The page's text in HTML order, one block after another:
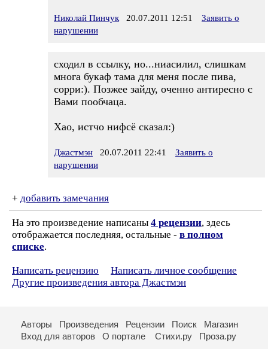
Николай Пинчук 20.07.2011 12:51
Заявить о
нарушении
сходил в ссылку, но...ниасилил, слишкам
многа букаф тама для меня после пива,
сорри:). Позжее зайду, оченно антиресно с
Вами пообчаца.
Хао, истчо нифсё сказал:)
Джастмэн 20.07.2011 22:41
Заявить о
нарушении
+ добавить замечания
На это произведение написаны 4 рецензии, здесь
отображается последняя, остальные - в полном
списке.
Написать рецензию
Написать личное сообщение
Другие произведения автора Джастмэн
Авторы Произведения Рецензии Поиск
Магазин
Вход для авторов
О портале Стихи.ру Проза.ру